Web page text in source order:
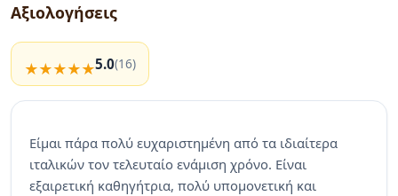
Αξιολογήσεις
5.0(16)
Είμαι πάρα πολύ ευχαριστημένη από τα ιδιαίτερα
ιταλικών τον τελευταίο ενάμιση χρόνο. Είναι
εξαιρετική καθηγήτρια, πολύ υπομονετική και